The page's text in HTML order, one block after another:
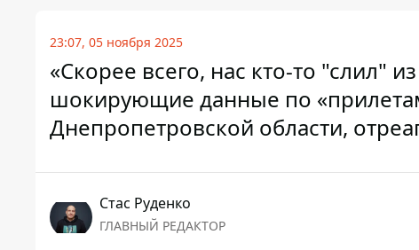
23:07, 05 ноября 2025
«Скорее всего, нас кто-то "слил"
шокирующие данные по
Днепропетровской области,
Стаc Руденко
ГЛАВНЫЙ РЕДАКТОР